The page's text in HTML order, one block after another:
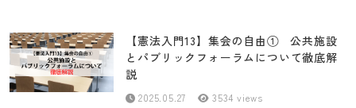
【憲法入門13】集会の自由① 公共施設
とパブリックフォーラムについて徹底解
説
2025.05.27 3534 views